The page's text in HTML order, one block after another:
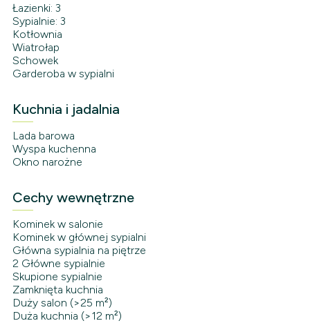
Łazienki: 3
Sypialnie: 3
Kotłownia
Wiatrołap
Schowek
Garderoba w sypialni
Kuchnia i jadalnia
Lada barowa
Wyspa kuchenna
Okno narożne
Cechy wewnętrzne
Kominek w salonie
Kominek w głównej sypialni
Główna sypialnia na piętrze
2 Główne sypialnie
Skupione sypialnie
Zamknięta kuchnia
Duży salon (>25 m²)
Duża kuchnia (>12 m²)